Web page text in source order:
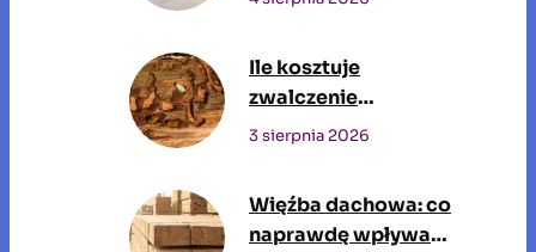
Ile kosztuje
zwalczenie
szkodników drewna
3 sierpnia 2026
Więźba dachowa: co
naprawdę wpływa